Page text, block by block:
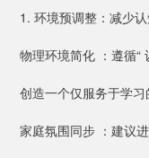
1. 环境预调整：减少
物理环境简化 ：遵循“
创造一个仅服务于学习
家庭氛围同步 ：建议进